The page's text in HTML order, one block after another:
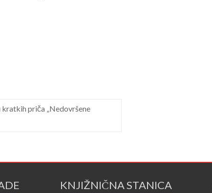
priča „Nedovršene
KNJIŽNIČNA STANICA